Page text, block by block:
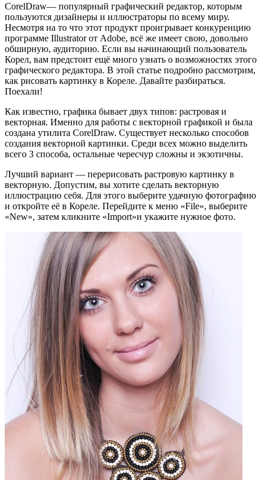
CorelDraw­­— популярный графический редактор, которым
пользуются дизайнеры и иллюстраторы по всему миру.
Несмотря на то что этот продукт проигрывает конкуренцию
программе Illustrator от Adobe, всё же имеет свою, довольно
обширную, аудиторию. Если вы начинающий пользователь
Корел, вам предстоит ещё много узнать о возможностях этого
графического редактора. В этой статье подробно рассмотрим,
как рисовать картинку в Кореле. Давайте разбираться.
Поехали!
Как известно, графика бывает двух типов: растровая и
векторная. Именно для работы с векторной графикой и была
создана утилита CorelDraw. Существует несколько способов
создания векторной картинки. Среди всех можно выделить
всего 3 способа, остальные чересчур сложны и экзотичны.
Лучший вариант ­— перерисовать растровую картинку в
векторную. Допустим, вы хотите сделать векторную
иллюстрацию себя. Для этого выберите удачную фотографию
и откройте её в Кореле. Перейдите к меню «File», выберите
«New», затем кликните «Import»и укажите нужное фото.